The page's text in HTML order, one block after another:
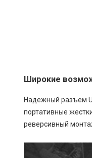
Широкие
Надежный разъем
портативные
реверсивный